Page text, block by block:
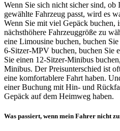
Wenn Sie sich nicht sicher sind, ob
gewählte Fahrzeug passt, wird es
Wenn Sie mit viel Gepäck buchen,
nächsthöhere Fahrzeuggröße zu
eine Limousine buchen, buchen
6-Sitzer-MPV buchen, buchen Sie
Sie einen 12-Sitzer-Minibus
Minibus. Der Preisunterschied ist
eine komfortablere Fahrt haben.
einer Buchung mit Hin- und
Gepäck auf dem Heimweg haben.
Was passiert, wenn mein Fahrer nicht